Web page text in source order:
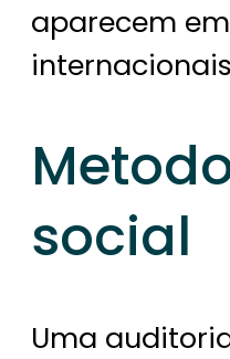
aparecem
social
Uma